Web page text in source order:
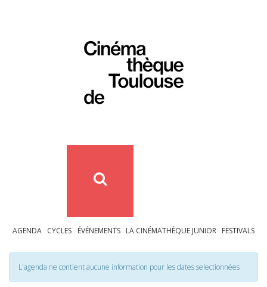
AGENDA CYCLES ÉVÉNEMENTS LA CINÉMATHÈQUE JUNIOR FESTIVALS
L'agenda ne contient aucune information pour les dates selectionnées